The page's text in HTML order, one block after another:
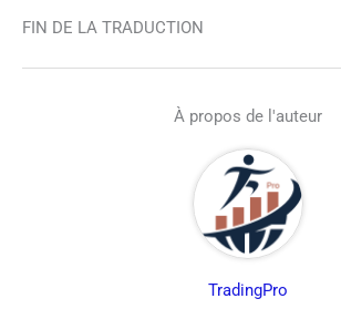
FIN DE LA TRADUCTION
À propos de l'auteur
TradingPro